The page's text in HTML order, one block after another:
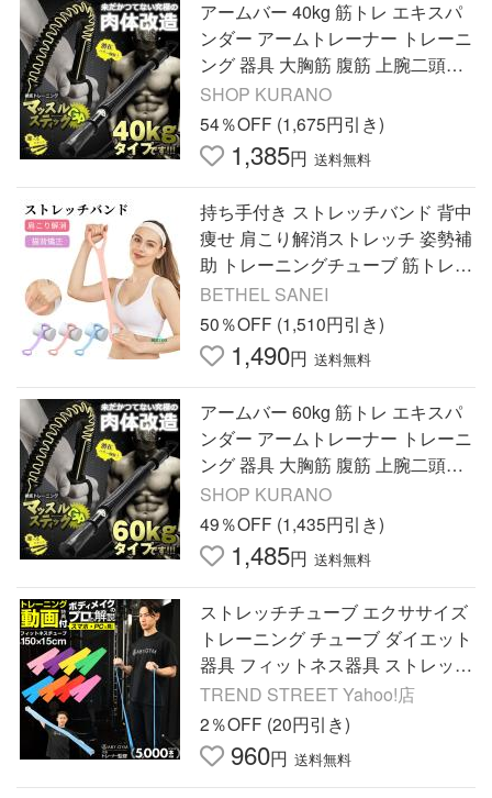
アームバー 40kg 筋トレ エキスパ
ンダー アームトレーナー トレーニ
ング 器具 大胸筋 腹筋 上腕二頭筋
広背筋 バネ スプリング 腕力 筋肉
フィットネス グッズ
SHOP KURANO
54％OFF (1,675円引き)
1,385円 送料無料
持ち手付き ストレッチバンド 背中
痩せ 肩こり解消ストレッチ 姿勢補
助 トレーニングチューブ 筋トレ
滑り止めグリップ ピラティスバン
ド 弾性エキスパンダー
BETHEL SANEI
50％OFF (1,510円引き)
1,490円 送料無料
アームバー 60kg 筋トレ エキスパ
ンダー アームトレーナー トレーニ
ング 器具 大胸筋 腹筋 上腕二頭筋
広背筋 バネ スプリング 腕力 筋肉
フィットネス グッズ
SHOP KURANO
49％OFF (1,435円引き)
1,485円 送料無料
ストレッチチューブ エクササイズ
トレーニング チューブ ダイエット
器具 フィットネス器具 ストレッチ
簡単 効果的 シェイプアップ ダイ
エット
TREND STREET Yahoo!店
2％OFF (20円引き)
960円 送料無料